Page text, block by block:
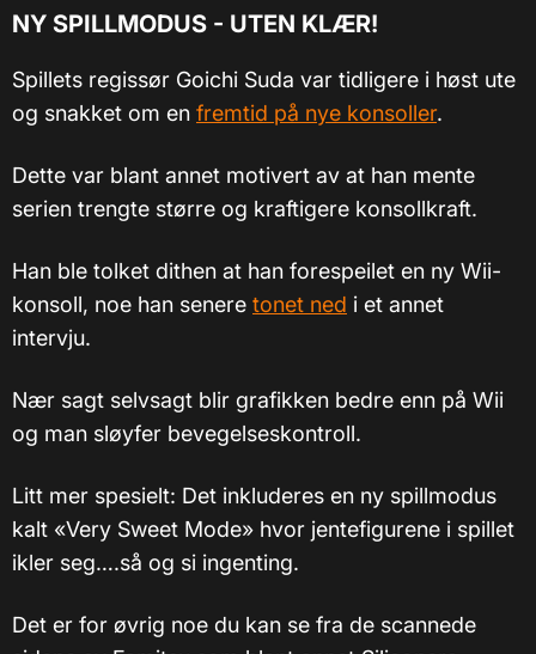
NY SPILLMODUS - UTEN KLÆR!
Spillets regissør Goichi Suda var tidligere i høst ute
og snakket om en fremtid på nye konsoller.
Dette var blant annet motivert av at han mente
serien trengte større og kraftigere konsollkraft.
Han ble tolket dithen at han forespeilet en ny Wii-
konsoll, noe han senere tonet ned i et annet
intervju.
Nær sagt selvsagt blir grafikken bedre enn på Wii
og man sløyfer bevegelseskontroll.
Litt mer spesielt: Det inkluderes en ny spillmodus
kalt «Very Sweet Mode» hvor jentefigurene i spillet
ikler seg….så og si ingenting.
Det er for øvrig noe du kan se fra de scannede